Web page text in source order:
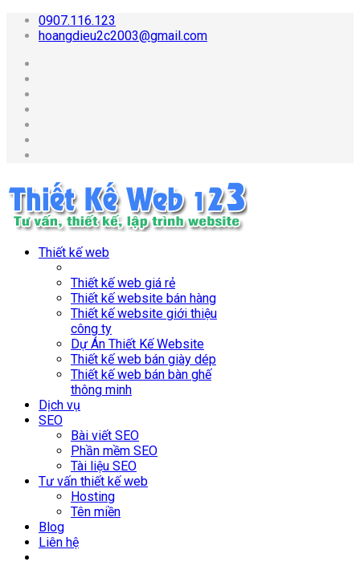
0907.116.123
hoangdieu2c2003@gmail.com
Thiết kế web
Thiết kế web giá rẻ
Thiết kế website bán hàng
Thiết kế website giới thiệu
công ty
Dự Án Thiết Kế Website
Thiết kế web bán giày dép
Thiết kế web bán bàn ghế
thông minh
Dịch vụ
SEO
Bài viết SEO
Phần mềm SEO
Tài liệu SEO
Tư vấn thiết kế web
Hosting
Tên miền
Blog
Liên hệ